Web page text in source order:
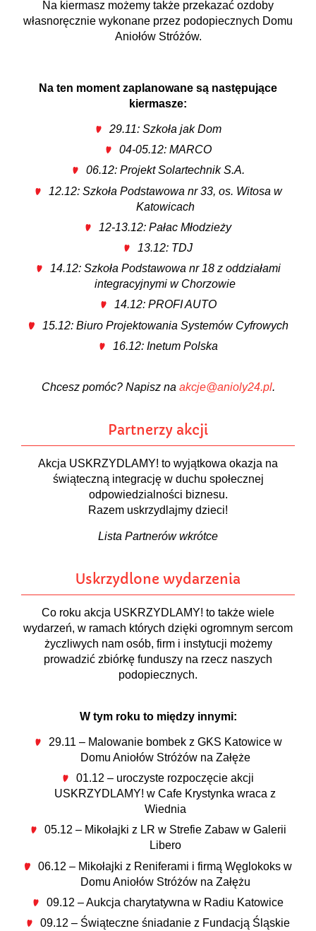
Na kiermasz możemy także przekazać ozdoby
własnoręcznie wykonane przez podopiecznych Domu
Aniołów Stróżów.
Na ten moment zaplanowane są następujące
kiermasze:
29.11: Szkoła jak Dom
04-05.12: MARCO
06.12: Projekt Solartechnik S.A.
12.12: Szkoła Podstawowa nr 33, os. Witosa w
Katowicach
12-13.12: Pałac Młodzieży
13.12: TDJ
14.12: Szkoła Podstawowa nr 18 z oddziałami
integracyjnymi w Chorzowie
14.12: PROFI AUTO
15.12: Biuro Projektowania Systemów Cyfrowych
16.12: Inetum Polska
Chcesz pomóc? Napisz na akcje@anioly24.pl.
Partnerzy akcji
Akcja USKRZYDLAMY! to wyjątkowa okazja na
świąteczną integrację w duchu społecznej
odpowiedzialności biznesu.
Razem uskrzydlajmy dzieci!
Lista Partnerów wkrótce
Uskrzydlone wydarzenia
Co roku akcja USKRZYDLAMY! to także wiele
wydarzeń, w ramach których dzięki ogromnym sercom
życzliwych nam osób, firm i instytucji możemy
prowadzić zbiórkę funduszy na rzecz naszych
podopiecznych.
W tym roku to między innymi:
29.11 – Malowanie bombek z GKS Katowice w
Domu Aniołów Stróżów na Załęże
01.12 – uroczyste rozpoczęcie akcji
USKRZYDLAMY! w Cafe Krystynka wraca z
Wiednia
05.12 – Mikołajki z LR w Strefie Zabaw w Galerii
Libero
06.12 – Mikołajki z Reniferami i firmą Węglokoks w
Domu Aniołów Stróżów na Załężu
09.12 – Aukcja charytatywna w Radiu Katowice
09.12 – Świąteczne śniadanie z Fundacją Śląskie